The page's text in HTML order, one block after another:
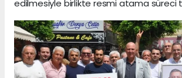
edilmesiyle birlikte resmi atama süreci